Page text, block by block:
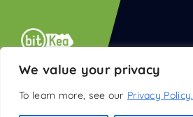
We value your privacy
To learn more, see our Privacy Policy.
LLP •Contact us • Privacy Policy